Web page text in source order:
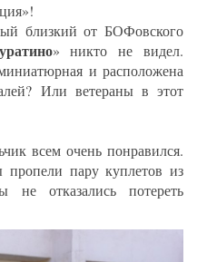
близкий от БОФовского
» никто не видел.
и расположена
Или ветераны в этот
всем очень понравился.
пару куплетов из
не отказались потереть